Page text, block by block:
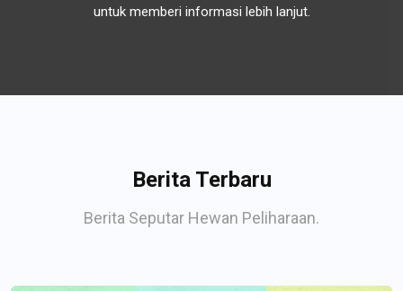
untuk memberi informasi lebih lanjut.
Berita Terbaru
Berita Seputar Hewan Peliharaan.